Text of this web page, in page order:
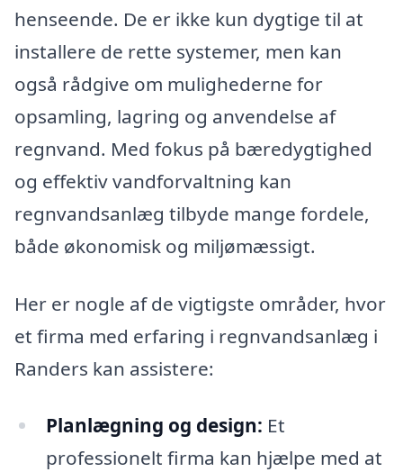
henseende. De er ikke kun dygtige til at
installere de rette systemer, men kan
også rådgive om mulighederne for
opsamling, lagring og anvendelse af
regnvand. Med fokus på bæredygtighed
og effektiv vandforvaltning kan
regnvandsanlæg tilbyde mange fordele,
både økonomisk og miljømæssigt.
Her er nogle af de vigtigste områder, hvor
et firma med erfaring i regnvandsanlæg i
Randers kan assistere:
Planlægning og design: Et
professionelt firma kan hjælpe med at